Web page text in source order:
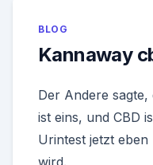
BLOG
Kannaway
Der Andere
ist eins, und CBD
Urintest jetzt
wird.